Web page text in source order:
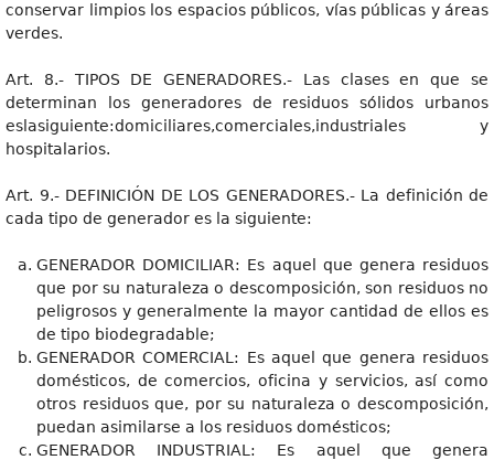
conservar limpios los espacios públicos, vías públicas y áreas
verdes.
Art. 8.- TIPOS DE GENERADORES.- Las clases en que se
determinan los generadores de residuos sólidos urbanos
eslasiguiente:domiciliares,comerciales,industriales y
hospitalarios.
Art. 9.- DEFINICIÓN DE LOS GENERADORES.- La definición de
cada tipo de generador es la siguiente:
GENERADOR DOMICILIAR: Es aquel que genera residuos
que por su naturaleza o descomposición, son residuos no
peligrosos y generalmente la mayor cantidad de ellos es
de tipo biodegradable;
GENERADOR COMERCIAL: Es aquel que genera residuos
domésticos, de comercios, oficina y servicios, así como
otros residuos que, por su naturaleza o descomposición,
puedan asimilarse a los residuos domésticos;
GENERADOR INDUSTRIAL: Es aquel que genera